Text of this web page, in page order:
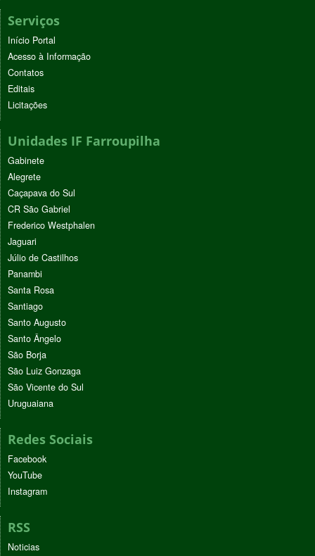
Serviços
Início Portal
Acesso à Informação
Contatos
Editais
Licitações
Unidades IF Farroupilha
Gabinete
Alegrete
Caçapava do Sul
CR São Gabriel
Frederico Westphalen
Jaguari
Júlio de Castilhos
Panambi
Santa Rosa
Santiago
Santo Augusto
Santo Ângelo
São Borja
São Luiz Gonzaga
São Vicente do Sul
Uruguaiana
Redes Sociais
Facebook
YouTube
Instagram
RSS
Noticias